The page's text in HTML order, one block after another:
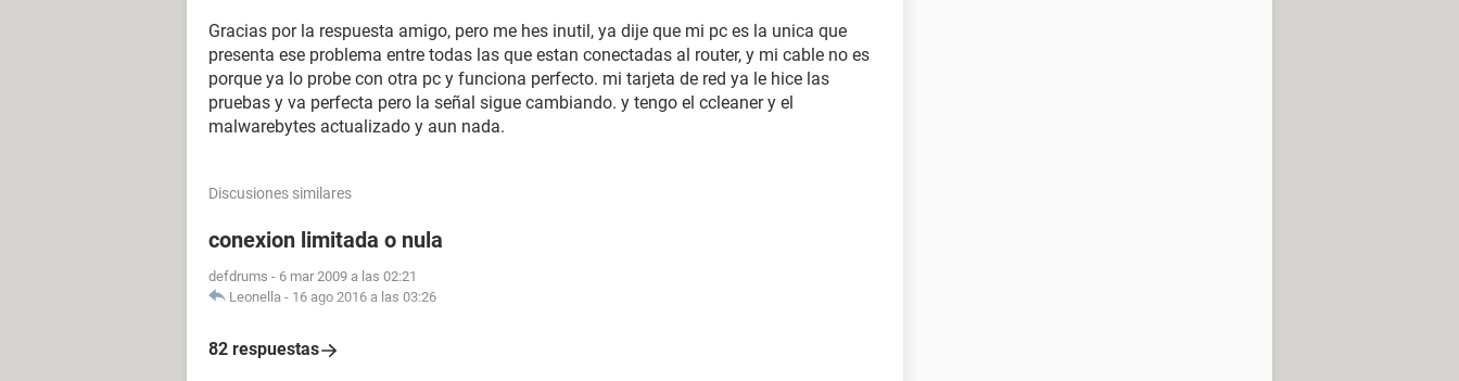
Gracias por la respuesta amigo, pero me hes inutil, ya dije que mi pc es la unica que
presenta ese problema entre todas las que estan conectadas al router, y mi cable no es
porque ya lo probe con otra pc y funciona perfecto. mi tarjeta de red ya le hice las
pruebas y va perfecta pero la señal sigue cambiando. y tengo el ccleaner y el
malwarebytes actualizado y aun nada.
Discusiones similares
conexion limitada o nula
defdrums - 6 mar 2009 a las 02:21
Leonella - 16 ago 2016 a las 03:26
82 respuestas